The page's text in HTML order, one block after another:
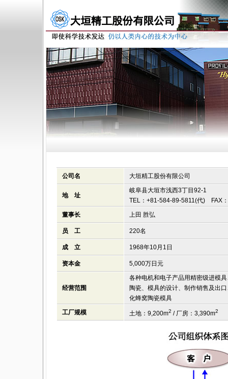
公司名 大垣精工股份有限公司
地 址
岐阜县大垣市浅西3丁目92-1
TEL：+81-584-89-5811(代) FAX
董事长
上田 胜弘
员 工 220名
成 立 1968年10月1日
资本金 5,000万日元
经营范围
各种电机和电子产品用精密级进模
陶瓷、模具的设计、制作销售及出
化蜂窝陶瓷模具
工厂规模
土地：9,200m2 / 厂房：3,390m2